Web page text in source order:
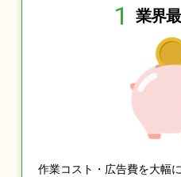
1 業界
作業コスト・広告費を大幅